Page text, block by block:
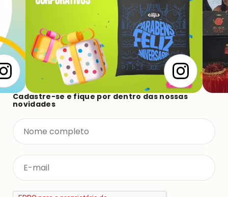
Cadastre-se e fique por dentro das nossas
novidades